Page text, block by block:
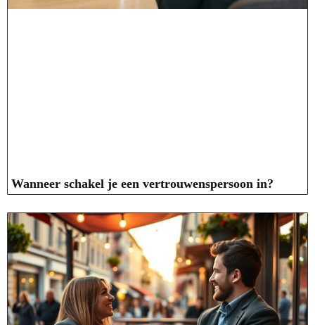
Wanneer schakel je een vertrouwenspersoon in?